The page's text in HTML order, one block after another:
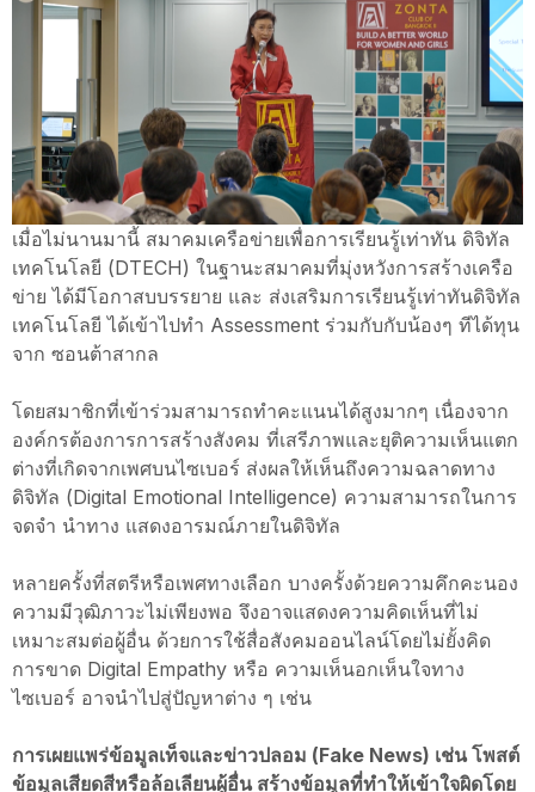
เมื่อไม่นานมานี้ สมาคมเครือข่ายเพื่อการเรียนรู้เท่าทัน ดิจิทัล
เทคโนโลยี (DTECH) ในฐานะสมาคมที่มุ่งหวังการสร้างเครือ
ข่าย ได้มีโอกาสบบรรยาย และ ส่งเสริมการเรียนรู้เท่าทันดิจิทัล
เทคโนโลยี ได้เข้าไปทำ Assessment ร่วมกับกับน้องๆ ทีได้ทุน
จาก ซอนต้าสากล
โดยสมาชิกที่เข้าร่วมสามารถทำคะแนนได้สูงมากๆ เนื่องจาก
องค์กรต้องการการสร้างสังคม ที่เสรีภาพและยุติความเห็นแตก
ต่างที่เกิดจากเพศบนไซเบอร์ ส่งผลให้เห็นถึงความฉลาดทาง
ดิจิทัล (Digital Emotional Intelligence) ความสามารถในการ
จดจำ นำทาง แสดงอารมณ์ภายในดิจิทัล
หลายครั้งที่สตรีหรือเพศทางเลือก บางครั้งด้วยความคึกคะนอง
ความมีวุฒิภาวะไม่เพียงพอ จึงอาจแสดงความคิดเห็นที่ไม่
เหมาะสมต่อผู้อื่น ด้วยการใช้สื่อสังคมออนไลน์โดยไม่ยั้งคิด
การขาด Digital Empathy หรือ ความเห็นอกเห็นใจทาง
ไซเบอร์ อาจนำไปสู่ปัญหาต่าง ๆ เช่น
การเผยแพร่ข้อมูลเท็จและข่าวปลอม (Fake News) เช่น โพสต์
ข้อมูลเสียดสีหรือล้อเลียนผู้อื่น สร้างข้อมูลที่ทำให้เข้าใจผิดโดย